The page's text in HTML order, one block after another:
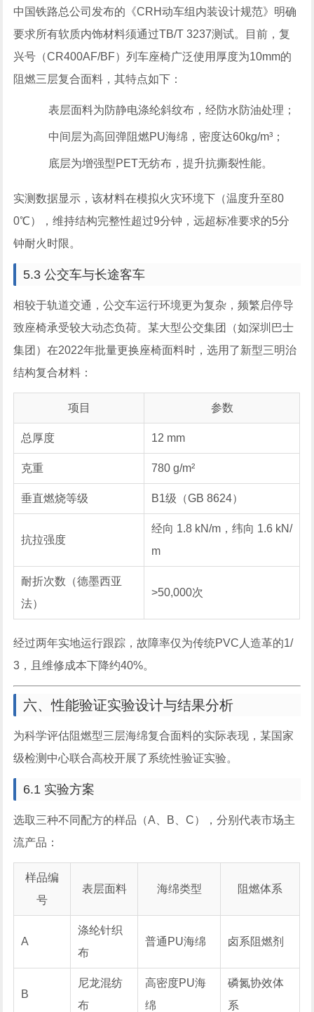
中国铁路总公司发布的《CRH动车组内装设计规范》明确
要求所有软质内饰材料须通过TB/T 3237测试。目前，复
兴号（CR400AF/BF）列车座椅广泛使用厚度为10mm的
阻燃三层复合面料，其特点如下：
表层面料为防静电涤纶斜纹布，经防水防油处理；
中间层为高回弹阻燃PU海绵，密度达60kg/m³；
底层为增强型PET无纺布，提升抗撕裂性能。
实测数据显示，该材料在模拟火灾环境下（温度升至80
0℃），维持结构完整性超过9分钟，远超标准要求的5分
钟耐火时限。
5.3 公交车与长途客车
相较于轨道交通，公交车运行环境更为复杂，频繁启停导
致座椅承受较大动态负荷。某大型公交集团（如深圳巴士
集团）在2022年批量更换座椅面料时，选用了新型三明治
结构复合材料：
项目 参数
总厚度 12 mm
克重 780 g/m²
垂直燃烧等级 B1级（GB 8624）
抗拉强度
经向 1.8 kN/m，纬向 1.6 kN/
m
耐折次数（德墨西亚
法）
>50,000次
经过两年实地运行跟踪，故障率仅为传统PVC人造革的1/
3，且维修成本下降约40%。
六、性能验证实验设计与结果分析
为科学评估阻燃型三层海绵复合面料的实际表现，某国家
级检测中心联合高校开展了系统性验证实验。
6.1 实验方案
选取三种不同配方的样品（A、B、C），分别代表市场主
流产品：
样品编
号
表层面料 海绵类型 阻燃体系
A
涤纶针织
布
普通PU海绵 卤系阻燃剂
B
尼龙混纺
布
高密度PU海
绵
磷氮协效体
系